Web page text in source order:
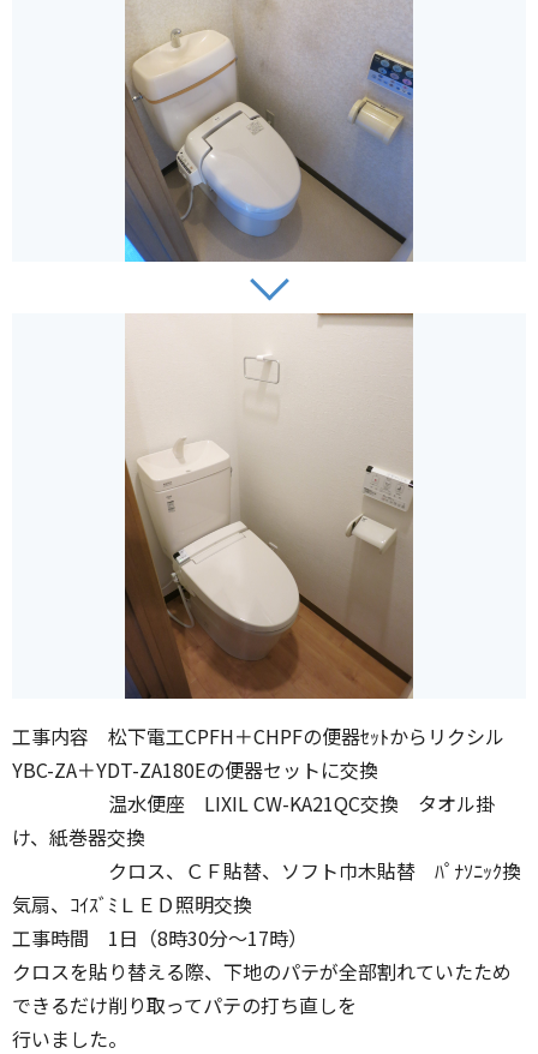
工事内容 松下電工CPFH＋CHPFの便器ｾｯﾄからリクシル
YBC-ZA＋YDT-ZA180Eの便器セットに交換
温水便座 LIXIL CW-KA21QC交換 タオル掛
け、紙巻器交換
クロス、ＣＦ貼替、ソフト巾木貼替 ﾊﾟﾅｿﾆｯｸ換
気扇、ｺｲｽﾞﾐＬＥＤ照明交換
工事時間 1日（8時30分～17時）
クロスを貼り替える際、下地のパテが全部割れていたため
できるだけ削り取ってパテの打ち直しを
行いました。